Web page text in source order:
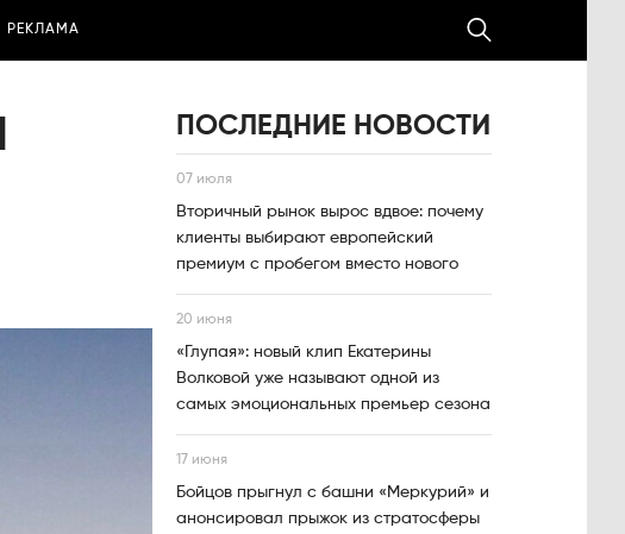
РЕКЛАМА
ПОСЛЕДНИЕ НОВОСТИ
07 июля
Вторичный рынок вырос вдвое: почему
клиенты выбирают европейский
премиум с пробегом вместо нового
20 июня
«Глупая»: новый клип Екатерины
Волковой уже называют одной из
самых эмоциональных премьер сезона
17 июня
Бойцов прыгнул с башни «Меркурий» и
анонсировал прыжок из стратосферы